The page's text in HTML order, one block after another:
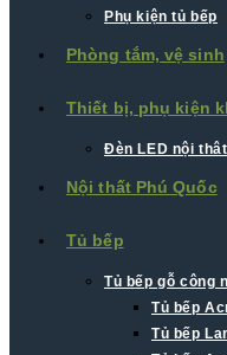
Phụ kiện tủ bếp
Phòng tắm, vệ sinh
Thiết bị, phụ kiện
Đèn LED nội thât
Nội thất Phú Quốc
Tủ bếp
Tủ bếp gỗ công
Tủ bếp
Tủ bếp